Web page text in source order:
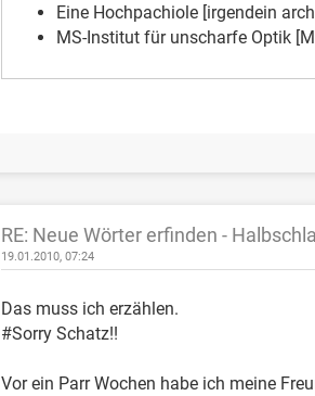
Eine Hochpachiole [irgendein
MS-Institut für unscharfe Optik
RE: Neue Wörter erfinden -
19.01.2010, 07:24
Das muss ich erzählen.
#Sorry Schatz!!
Vor ein Parr Wochen habe ich meine